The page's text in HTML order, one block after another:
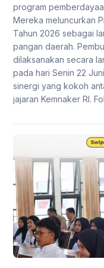
program
Mereka meluncurkan
Tahun 2026 sebagai
pangan daerah.
dilaksanakan secara
pada hari Senin 22
sinergi yang kokoh
jajaran Kemnaker RI.